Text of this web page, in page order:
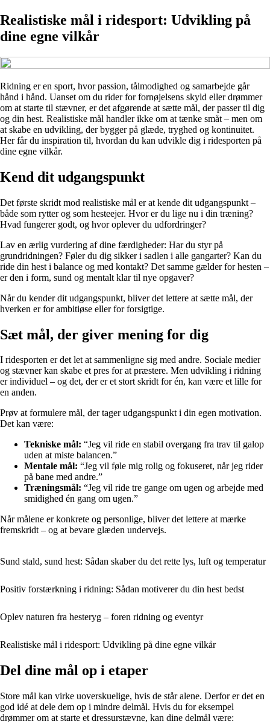
Realistiske mål i ridesport: Udvikling på
dine egne vilkår
Ridning er en sport, hvor passion, tålmodighed og samarbejde går
hånd i hånd. Uanset om du rider for fornøjelsens skyld eller drømmer
om at starte til stævner, er det afgørende at sætte mål, der passer til dig
og din hest. Realistiske mål handler ikke om at tænke småt – men om
at skabe en udvikling, der bygger på glæde, tryghed og kontinuitet.
Her får du inspiration til, hvordan du kan udvikle dig i ridesporten på
dine egne vilkår.
Kend dit udgangspunkt
Det første skridt mod realistiske mål er at kende dit udgangspunkt –
både som rytter og som hesteejer. Hvor er du lige nu i din træning?
Hvad fungerer godt, og hvor oplever du udfordringer?
Lav en ærlig vurdering af dine færdigheder: Har du styr på
grundridningen? Føler du dig sikker i sadlen i alle gangarter? Kan du
ride din hest i balance og med kontakt? Det samme gælder for hesten –
er den i form, sund og mentalt klar til nye opgaver?
Når du kender dit udgangspunkt, bliver det lettere at sætte mål, der
hverken er for ambitiøse eller for forsigtige.
Sæt mål, der giver mening for dig
I ridesporten er det let at sammenligne sig med andre. Sociale medier
og stævner kan skabe et pres for at præstere. Men udvikling i ridning
er individuel – og det, der er et stort skridt for én, kan være et lille for
en anden.
Prøv at formulere mål, der tager udgangspunkt i din egen motivation.
Det kan være:
Tekniske mål: “Jeg vil ride en stabil overgang fra trav til galop
uden at miste balancen.”
Mentale mål: “Jeg vil føle mig rolig og fokuseret, når jeg rider
på bane med andre.”
Træningsmål: “Jeg vil ride tre gange om ugen og arbejde med
smidighed én gang om ugen.”
Når målene er konkrete og personlige, bliver det lettere at mærke
fremskridt – og at bevare glæden undervejs.
Sund stald, sund hest: Sådan skaber du det rette lys, luft og temperatur
Positiv forstærkning i ridning: Sådan motiverer du din hest bedst
Oplev naturen fra hesteryg – foren ridning og eventyr
Realistiske mål i ridesport: Udvikling på dine egne vilkår
Del dine mål op i etaper
Store mål kan virke uoverskuelige, hvis de står alene. Derfor er det en
god idé at dele dem op i mindre delmål. Hvis du for eksempel
drømmer om at starte et dressurstævne, kan dine delmål være: